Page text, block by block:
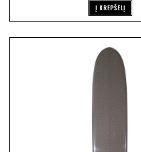
Į KREPŠELĮ